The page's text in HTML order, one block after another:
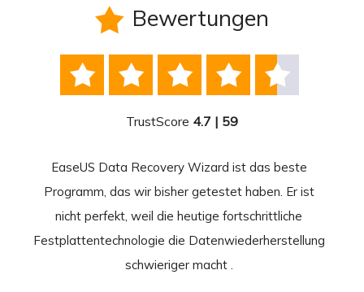
 Bewertungen
    
TrustScore 4.7 | 59
EaseUS Data Recovery Wizard ist das beste
Programm, das wir bisher getestet haben. Er ist
nicht perfekt, weil die heutige fortschrittliche
Festplattentechnologie die Datenwiederherstellung
schwieriger macht .